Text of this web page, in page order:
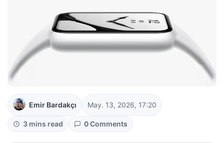
Emir Bardakçı May. 13, 2026, 17:20
3 mins read 0 Comments